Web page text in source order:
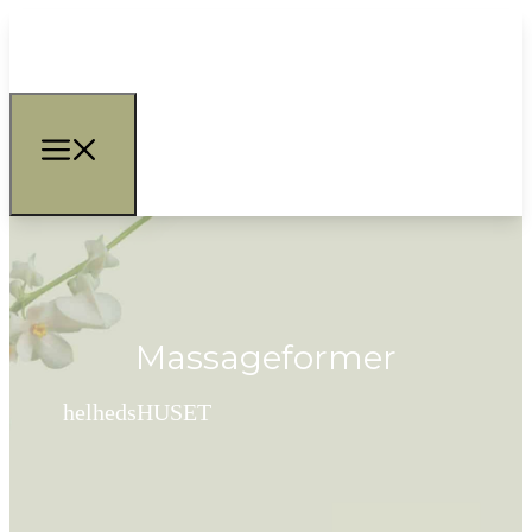
Massageformer
helhedsHUSET